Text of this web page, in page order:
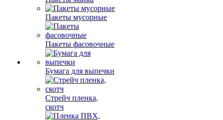
Пакеты мусорные
Пакеты фасовочные
Бумага для выпечки
Стрейч пленка,
скотч